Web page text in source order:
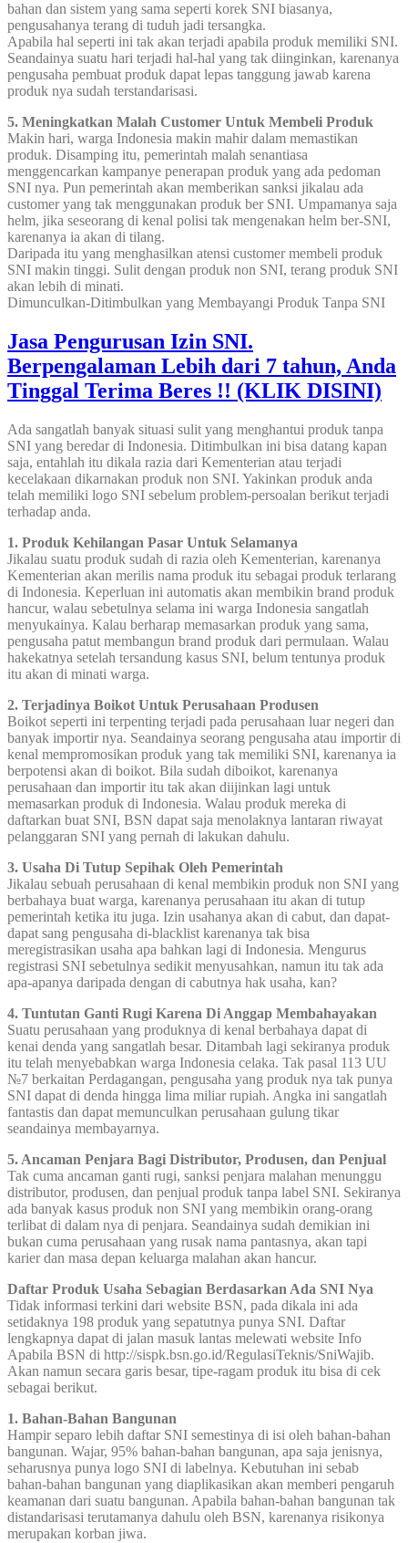
bahan dan sistem yang sama seperti korek SNI biasanya,
pengusahanya terang di tuduh jadi tersangka.
Apabila hal seperti ini tak akan terjadi apabila produk memiliki SNI.
Seandainya suatu hari terjadi hal-hal yang tak diinginkan, karenanya
pengusaha pembuat produk dapat lepas tanggung jawab karena
produk nya sudah terstandarisasi.
5. Meningkatkan Malah Customer Untuk Membeli Produk
Makin hari, warga Indonesia makin mahir dalam memastikan
produk. Disamping itu, pemerintah malah senantiasa
menggencarkan kampanye penerapan produk yang ada pedoman
SNI nya. Pun pemerintah akan memberikan sanksi jikalau ada
customer yang tak menggunakan produk ber SNI. Umpamanya saja
helm, jika seseorang di kenal polisi tak mengenakan helm ber-SNI,
karenanya ia akan di tilang.
Daripada itu yang menghasilkan atensi customer membeli produk
SNI makin tinggi. Sulit dengan produk non SNI, terang produk SNI
akan lebih di minati.
Dimunculkan-Ditimbulkan yang Membayangi Produk Tanpa SNI
Jasa Pengurusan Izin SNI.
Berpengalaman Lebih dari 7 tahun, Anda
Tinggal Terima Beres !! (KLIK DISINI)
Ada sangatlah banyak situasi sulit yang menghantui produk tanpa
SNI yang beredar di Indonesia. Ditimbulkan ini bisa datang kapan
saja, entahlah itu dikala razia dari Kementerian atau terjadi
kecelakaan dikarnakan produk non SNI. Yakinkan produk anda
telah memiliki logo SNI sebelum problem-persoalan berikut terjadi
terhadap anda.
1. Produk Kehilangan Pasar Untuk Selamanya
Jikalau suatu produk sudah di razia oleh Kementerian, karenanya
Kementerian akan merilis nama produk itu sebagai produk terlarang
di Indonesia. Keperluan ini automatis akan membikin brand produk
hancur, walau sebetulnya selama ini warga Indonesia sangatlah
menyukainya. Kalau berharap memasarkan produk yang sama,
pengusaha patut membangun brand produk dari permulaan. Walau
hakekatnya setelah tersandung kasus SNI, belum tentunya produk
itu akan di minati warga.
2. Terjadinya Boikot Untuk Perusahaan Produsen
Boikot seperti ini terpenting terjadi pada perusahaan luar negeri dan
banyak importir nya. Seandainya seorang pengusaha atau importir di
kenal mempromosikan produk yang tak memiliki SNI, karenanya ia
berpotensi akan di boikot. Bila sudah diboikot, karenanya
perusahaan dan importir itu tak akan diijinkan lagi untuk
memasarkan produk di Indonesia. Walau produk mereka di
daftarkan buat SNI, BSN dapat saja menolaknya lantaran riwayat
pelanggaran SNI yang pernah di lakukan dahulu.
3. Usaha Di Tutup Sepihak Oleh Pemerintah
Jikalau sebuah perusahaan di kenal membikin produk non SNI yang
berbahaya buat warga, karenanya perusahaan itu akan di tutup
pemerintah ketika itu juga. Izin usahanya akan di cabut, dan dapat-
dapat sang pengusaha di-blacklist karenanya tak bisa
meregistrasikan usaha apa bahkan lagi di Indonesia. Mengurus
registrasi SNI sebetulnya sedikit menyusahkan, namun itu tak ada
apa-apanya daripada dengan di cabutnya hak usaha, kan?
4. Tuntutan Ganti Rugi Karena Di Anggap Membahayakan
Suatu perusahaan yang produknya di kenal berbahaya dapat di
kenai denda yang sangatlah besar. Ditambah lagi sekiranya produk
itu telah menyebabkan warga Indonesia celaka. Tak pasal 113 UU
№7 berkaitan Perdagangan, pengusaha yang produk nya tak punya
SNI dapat di denda hingga lima miliar rupiah. Angka ini sangatlah
fantastis dan dapat memunculkan perusahaan gulung tikar
seandainya membayarnya.
5. Ancaman Penjara Bagi Distributor, Produsen, dan Penjual
Tak cuma ancaman ganti rugi, sanksi penjara malahan menunggu
distributor, produsen, dan penjual produk tanpa label SNI. Sekiranya
ada banyak kasus produk non SNI yang membikin orang-orang
terlibat di dalam nya di penjara. Seandainya sudah demikian ini
bukan cuma perusahaan yang rusak nama pantasnya, akan tapi
karier dan masa depan keluarga malahan akan hancur.
Daftar Produk Usaha Sebagian Berdasarkan Ada SNI Nya
Tidak informasi terkini dari website BSN, pada dikala ini ada
setidaknya 198 produk yang sepatutnya punya SNI. Daftar
lengkapnya dapat di jalan masuk lantas melewati website Info
Apabila BSN di http://sispk.bsn.go.id/RegulasiTeknis/SniWajib.
Akan namun secara garis besar, tipe-ragam produk itu bisa di cek
sebagai berikut.
1. Bahan-Bahan Bangunan
Hampir separo lebih daftar SNI semestinya di isi oleh bahan-bahan
bangunan. Wajar, 95% bahan-bahan bangunan, apa saja jenisnya,
seharusnya punya logo SNI di labelnya. Kebutuhan ini sebab
bahan-bahan bangunan yang diaplikasikan akan memberi pengaruh
keamanan dari suatu bangunan. Apabila bahan-bahan bangunan tak
distandarisasi terutamanya dahulu oleh BSN, karenanya risikonya
merupakan korban jiwa.